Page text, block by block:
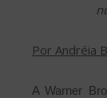
Por Andréia
A Warner